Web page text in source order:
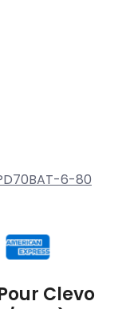
6-80
Clevo